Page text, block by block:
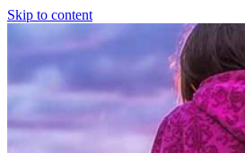
Skip to content